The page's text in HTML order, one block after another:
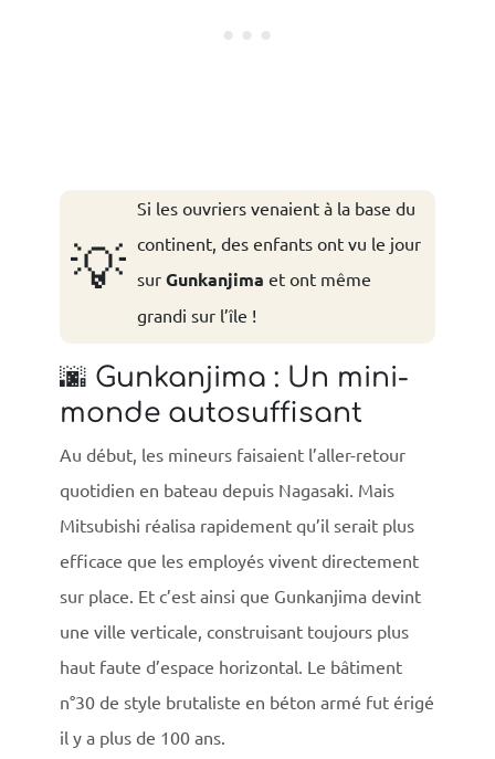
💡
Si les ouvriers venaient à la base du
continent, des enfants ont vu le jour
sur Gunkanjima et ont même
grandi sur l’île !
🌆 Gunkanjima : Un mini-
monde autosuffisant
Au début, les mineurs faisaient l’aller-retour
quotidien en bateau depuis Nagasaki. Mais
Mitsubishi réalisa rapidement qu’il serait plus
efficace que les employés vivent directement
sur place. Et c’est ainsi que Gunkanjima devint
une ville verticale, construisant toujours plus
haut faute d’espace horizontal. Le bâtiment
n°30 de style brutaliste en béton armé fut érigé
il y a plus de 100 ans.